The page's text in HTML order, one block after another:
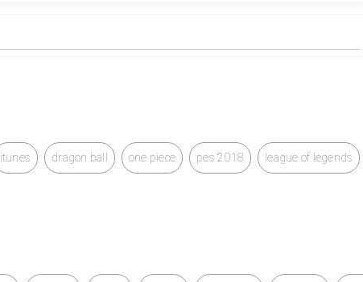
itunes dragon ball one piece pes 2018 league of legends